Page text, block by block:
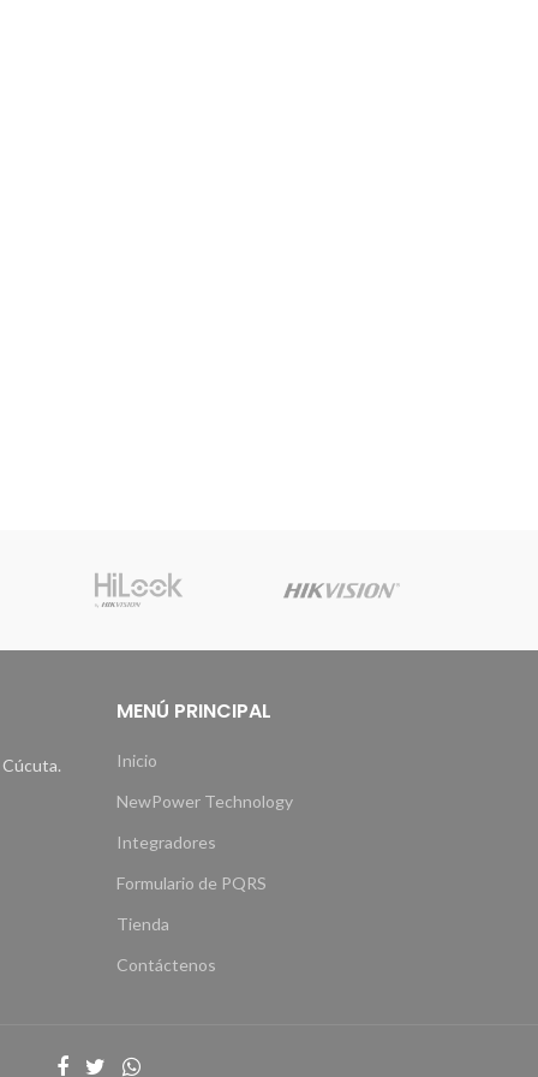
MENÚ PRINCIPAL
Inicio
NewPower Technology
Integradores
Formulario de PQRS
Tienda
Contáctenos